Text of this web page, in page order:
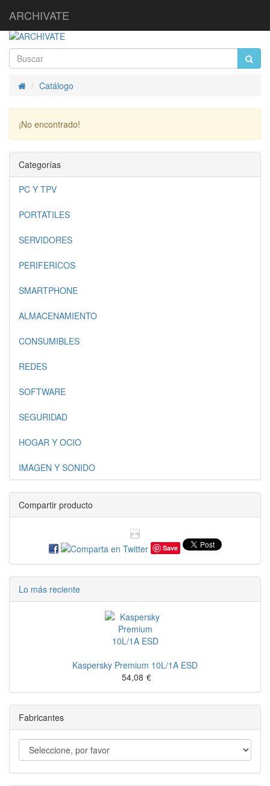
ARCHIVATE
InicioCatálogo
¡No encontrado!
Categorías
PC Y TPV
PORTATILES
SERVIDORES
PERIFERICOS
SMARTPHONE
ALMACENAMIENTO
CONSUMIBLES
REDES
SOFTWARE
SEGURIDAD
HOGAR Y OCIO
IMAGEN Y SONIDO
Compartir producto
Save
Lo más reciente
Kaspersky Premium 10L/1A ESD
54,08 €
Fabricantes